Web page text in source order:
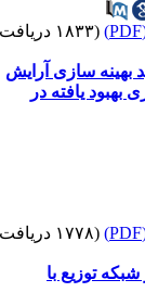
(۱۸۳۳ دریافت)
سازی آرایش
یافته در
(۱۷۷۸ دریافت)
توزیع با